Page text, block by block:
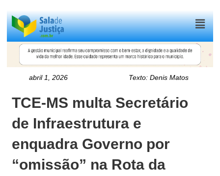
Menu
abril 1, 2026 Texto:Denis Matos
TCE-MS multa Secretário
de Infraestrutura e
enquadra Governo por
“omissão” na Rota da